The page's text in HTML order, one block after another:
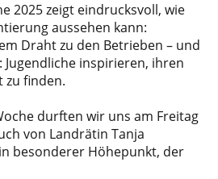
2025 zeigt eindrucksvoll, wie
aussehen kann:
Draht zu den Betrieben – und
Jugendliche inspirieren, ihren
zu finden.
durften wir uns am Freitag
von Landrätin Tanja
besonderer Höhepunkt, der